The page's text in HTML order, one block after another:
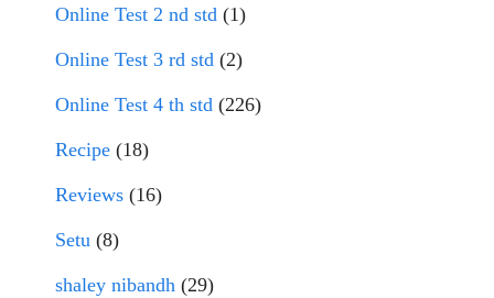
Online Test 2 nd std (1)
Online Test 3 rd std (2)
Online Test 4 th std (226)
Recipe (18)
Reviews (16)
Setu (8)
shaley nibandh (29)